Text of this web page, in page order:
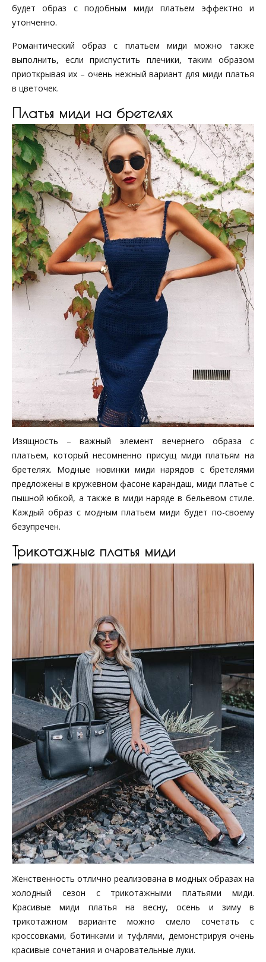
будет образ с подобным миди платьем эффектно и
утонченно.
Романтический образ с платьем миди можно также
выполнить, если приспустить плечики, таким образом
приоткрывая их – очень нежный вариант для миди платья
в цветочек.
Платья миди на бретелях
Изящность – важный элемент вечернего образа с
платьем, который несомненно присущ миди платьям на
бретелях. Модные новинки миди нарядов с бретелями
предложены в кружевном фасоне карандаш, миди платье с
пышной юбкой, а также в миди наряде в бельевом стиле.
Каждый образ с модным платьем миди будет по-своему
безупречен.
Трикотажные платья миди
Женственность отлично реализована в модных образах на
холодный сезон с трикотажными платьями миди.
Красивые миди платья на весну, осень и зиму в
трикотажном варианте можно смело сочетать с
кроссовками, ботинками и туфлями, демонстрируя очень
красивые сочетания и очаровательные луки.